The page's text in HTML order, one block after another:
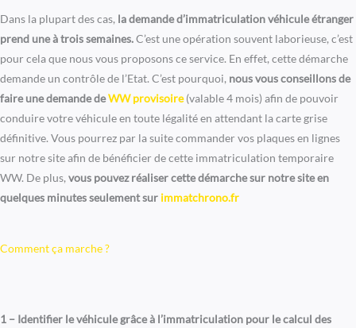
Dans la plupart des cas, la demande d’immatriculation véhicule étranger
prend une à troissemaines.C’est une opération souvent laborieuse, c’est
pour cela que nous vous proposons ce service. En effet, cette démarche
demande un contrôle de l’Etat. C’est pourquoi, nous vous conseillons de
faire une demande deWWprovisoire(valable 4 mois) afin de pouvoir
conduire votre véhicule en toute légalité en attendant la carte grise
définitive. Vous pourrez par la suite commander vos plaques en lignes
sur notre site afin de bénéficier de cette immatriculation temporaire
WW. De plus, vous pouvez réaliser cette démarche sur notre site en
quelques minutes seulement sur immatchrono.fr
Comment ça marche ?
1 – Identifier le véhicule grâce à l’immatriculation pour le calcul des